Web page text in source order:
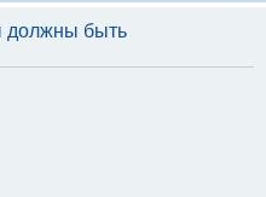
должны быть